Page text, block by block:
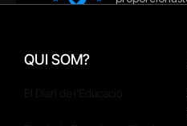
QUI SOM?